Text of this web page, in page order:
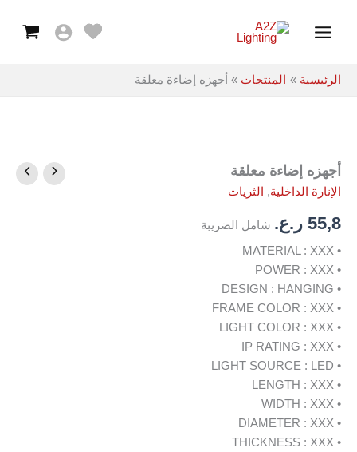
Menu
الرئيسية المنتجات أجهزه إضاءة معلقة
أجهزه إضاءة معلقة
الإنارة الداخلية, الثريات
55,8 ر.ع. شامل الضريبة
• MATERIAL : XXX
• POWER : XXX
• DESIGN : HANGING
• FRAME COLOR : XXX
• LIGHT COLOR : XXX
• IP RATING : XXX
• LIGHT SOURCE : LED
• LENGTH : XXX
• WIDTH : XXX
• DIAMETER : XXX
• THICKNESS : XXX
كمية
أجهزه
إضاءة
معلقة